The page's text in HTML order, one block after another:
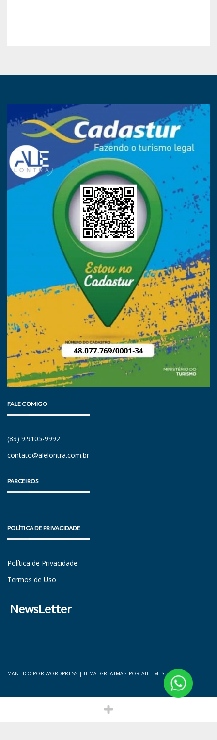
FALE COMIGO
(83) 9.9105-9992
contato@alelontra.com.br
PARCEIROS
POLÍTICA DE PRIVACIDADE
Política de Privacidade
Termos de Uso
NewsLetter
MANTIDO POR WORDPRESS |TEMA: GREATMAG POR ATHEMES.